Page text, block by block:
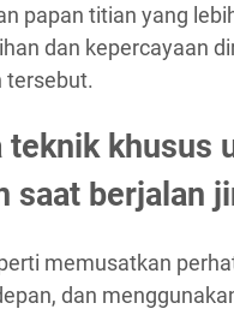
papan titian yang
dan kepercayaan
tersebut.
teknik khusus
saat berjalan
memusatkan
dan